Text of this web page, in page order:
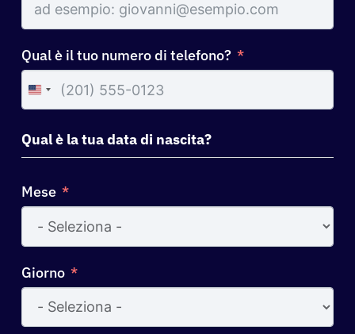
Qual è il tuo numero di telefono?
United
States
+1
Qual è la tua data di nascita?
Mese
Giorno